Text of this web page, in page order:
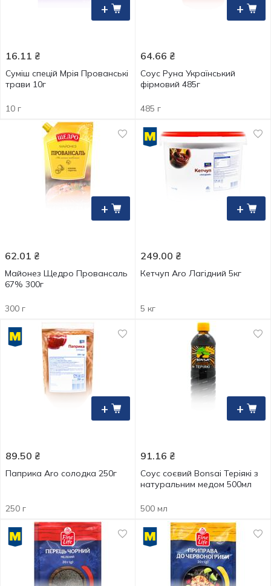
+
16.11 ₴
Суміш спецій Мрія Прованські
трави 10г
10 г
+
64.66 ₴
Соус Руна Український
фірмовий 485г
485 г
+
62.01 ₴
Майонез Щедро Провансаль
67% 300г
300 г
+
249.00 ₴
Кетчуп Аro Лагідний 5кг
5 кг
+
89.50 ₴
Паприка Aro солодка 250г
250 г
+
91.16 ₴
Соус соєвий Bonsai Теріякі з
натуральним медом 500мл
500 мл